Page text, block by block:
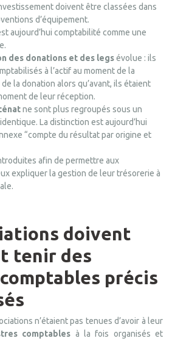
doivent être classées dans
d’équipement.
aujourd’hui comptabilité comme une
des donations et des legsévolue : ils
à l’actif au moment de la
la donation alors qu’avant, ils étaient
de leur réception.
ne sont plus regroupés sous un
La distinction est aujourd’hui
“compte du résultat par origine et
afin de permettre aux
expliquer la gestion de leur trésorerie à
doivent
tenir des
précis
n’étaient pas tenues d’avoir à leur
comptables à la fois organisés et